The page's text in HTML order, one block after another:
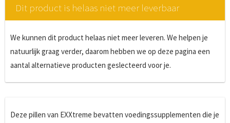
Dit product is helaas niet meer leverbaar
We kunnen dit product helaas niet meer leveren. We helpen je
natuurlijk graag verder, daarom hebben we op deze pagina een
aantal alternatieve producten geslecteerd voor je.
Deze pillen van EXXtreme bevatten voedingssupplementen die je